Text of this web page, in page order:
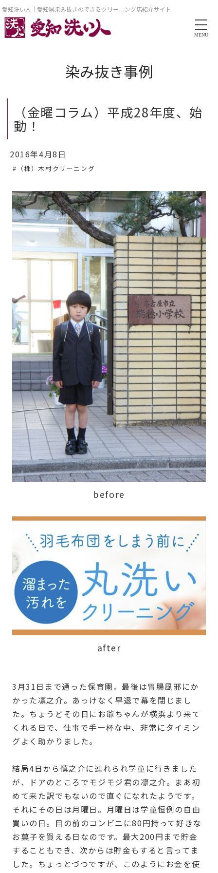
愛知洗い人｜愛知県染み抜きのできるクリーニング店紹介サイト
MENU
染み抜き事例
（金曜コラム）平成28年度、始
動！
2016年4月8日
#（株）木村クリーニング
before
after
3月31日まで通った保育園。最後は胃腸風邪にか
かった凛之介。あっけなく早退で幕を閉じまし
た。ちょうどその日にお爺ちゃんが横浜より来て
くれる日で、仕事で手一杯な中、非常にタイミン
グよく助かりました。
結局4日から慎之介に連れられ学童に行きました
が、ドアのところでモジモジ君の凛之介。まあ初
めて来た訳でもないので直ぐになれたようです。
それにその日は月曜日。月曜日は学童恒例の自由
買いの日。目の前のコンビニに80円持って好きな
お菓子を買える日なのです。最大200円まで貯金
することもでき、次からは貯金もすると言ってま
した。ちょっとづつですが、このようにお金を使